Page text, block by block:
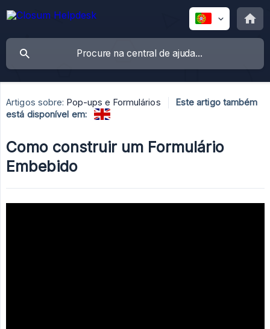
Artigos sobre: Pop-ups e Formulários
Este artigo também
está disponível em:
Como construir um Formulário
Embebido